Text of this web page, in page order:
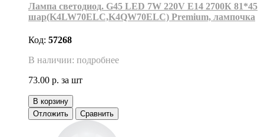
Лампа светодиод. G45 LED 7W 220V E14 2700К 81*45
шар(K4LW70ELC,K4QW70ELC) Premium, лампочка
Код: 57268
В наличии: подробнее
73.00 р. за шт
В корзину
Отложить
Сравнить